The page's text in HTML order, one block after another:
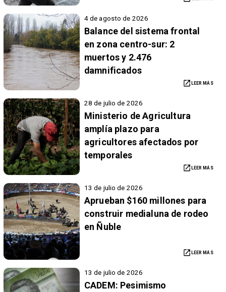
4 de agosto de 2026
Balance del sistema frontal
en zona centro-sur: 2
muertos y 2.476
damnificados
LEER MÁS
28 de julio de 2026
Ministerio de Agricultura
amplía plazo para
agricultores afectados por
temporales
LEER MÁS
13 de julio de 2026
Aprueban $160 millones para
construir medialuna de rodeo
en Ñuble
LEER MÁS
13 de julio de 2026
CADEM: Pesimismo